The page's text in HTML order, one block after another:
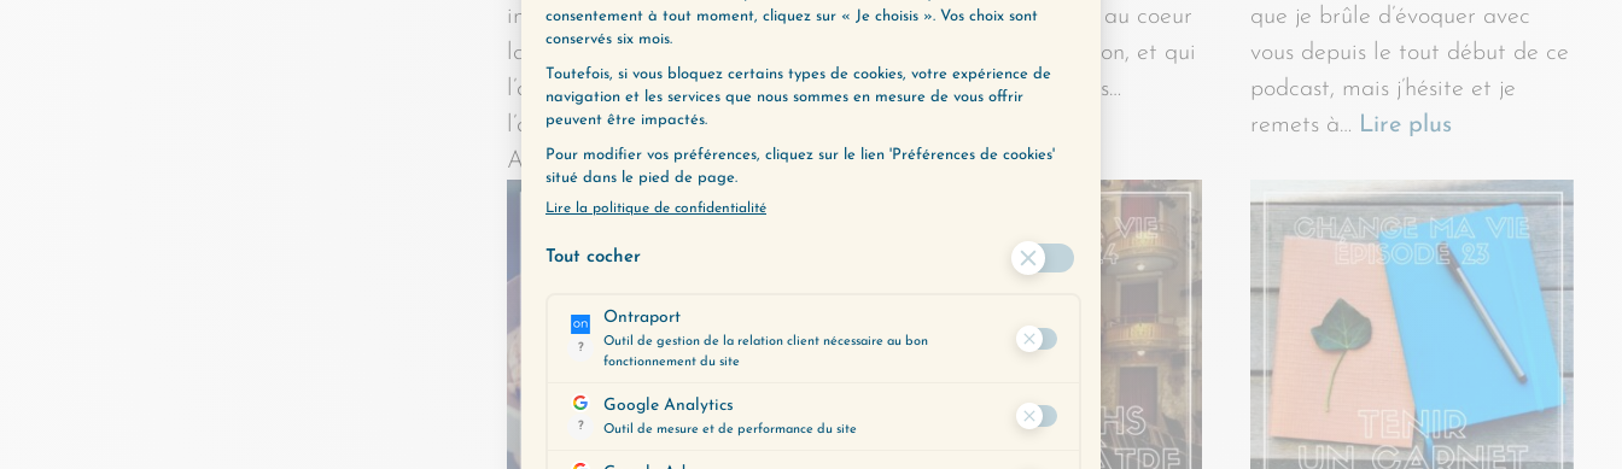
intéressantes mises en jeu dans
la Loi de l’Attraction, il y a
l’articulation entre la vibration,
l’alignement et l’action.
Autrement…Lire plus
sur le principe qui est au coeur
de la Loi de l’Attraction, et qui
consiste à dire que nos…
que je brûle d’évoquer avec
vous depuis le tout début de ce
podcast, mais j’hésite et je
remets à… Lire plus